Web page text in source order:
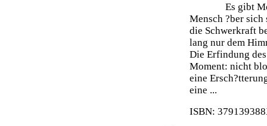
Es gibt
Mensch ?ber sich
die Schwerkraft
lang nur dem
Die Erfindung
Moment: nicht
eine
eine ...
ISBN: